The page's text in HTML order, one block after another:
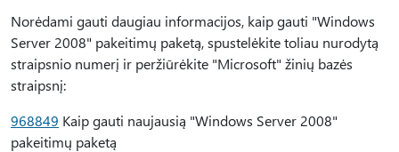
Norėdami gauti daugiau informacijos, kaip gauti "Windows
Server 2008" pakeitimų paketą, spustelėkite toliau nurodytą
straipsnio numerį ir peržiūrėkite "Microsoft" žinių bazės
straipsnį:
968849 Kaip gauti naujausią "Windows Server 2008"
pakeitimų paketą